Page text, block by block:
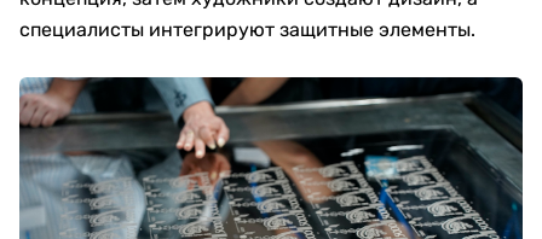
специалисты интегрируют защитные элементы.